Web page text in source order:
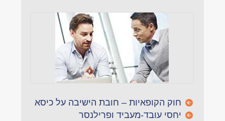
חוק הקופאיות – חובת הישיבה על כיסא
יחסי עובד-מעביד ופרילנסר